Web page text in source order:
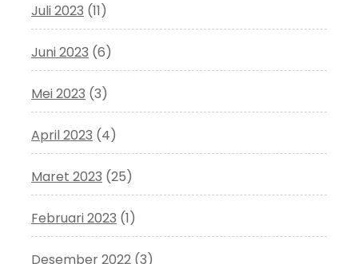
Juli 2023 (11)
Juni 2023 (6)
Mei 2023 (3)
April 2023 (4)
Maret 2023 (25)
Februari 2023 (1)
Desember 2022 (3)